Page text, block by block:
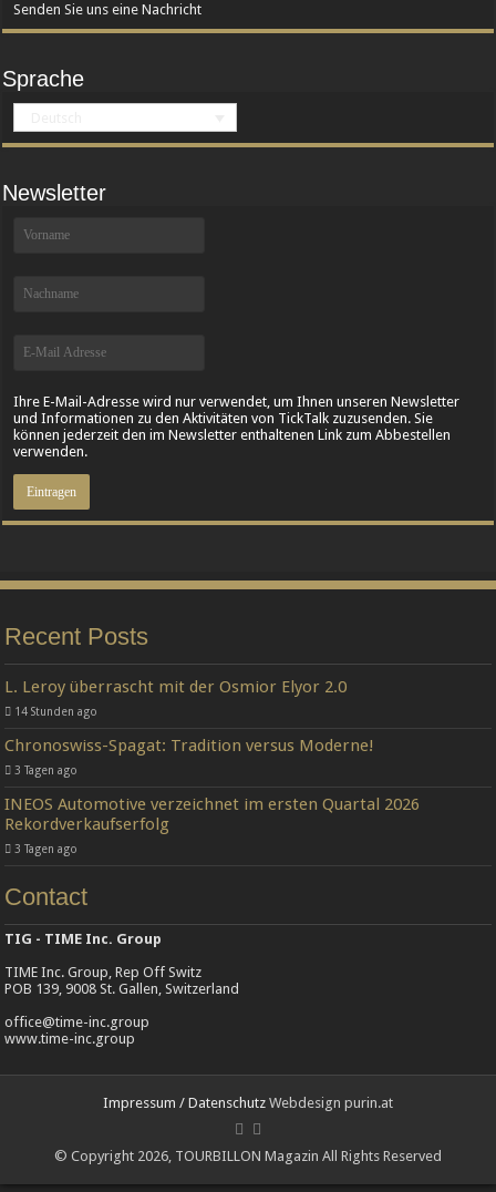
Senden Sie uns eine Nachricht
Sprache
Newsletter
Ihre E-Mail-Adresse wird nur verwendet, um Ihnen unseren Newsletter
und Informationen zu den Aktivitäten von TickTalk zuzusenden. Sie
können jederzeit den im Newsletter enthaltenen Link zum Abbestellen
verwenden.
Recent Posts
L. Leroy überrascht mit der Osmior Elyor 2.0
14 Stunden ago
Chronoswiss-Spagat: Tradition versus Moderne!
3 Tagen ago
INEOS Automotive verzeichnet im ersten Quartal 2026
Rekordverkaufserfolg
3 Tagen ago
Contact
TIG - TIME Inc. Group
TIME Inc. Group, Rep Off Switz
POB 139, 9008 St. Gallen, Switzerland
office@time-inc.group
www.time-inc.group
Impressum / Datenschutz Webdesign purin.at
© Copyright 2026, TOURBILLON Magazin All Rights Reserved